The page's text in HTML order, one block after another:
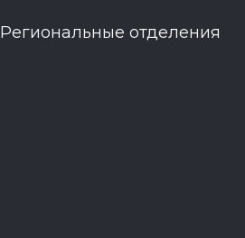
Региональные отделения